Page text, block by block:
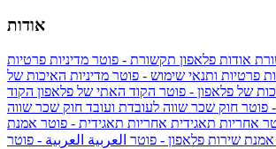
אודות
אודות פלאפון תקשורת - פוטר מדיניות פרטיות
פרטיות ותנאי שימוש - פוטר מדיניות האיכות של
של פלאפון - פוטר הקוד האתי של פלאפון הקוד
פוטר חוק שכר שווה לעובדת ועובד חוק שכר שווה
אחריות תאגידית אחריות תאגידית - פוטר אמנת
אמנת שירות פלאפון - פוטר العربية العربية - פוטר